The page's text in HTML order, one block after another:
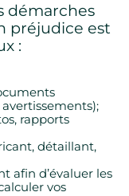
démarches
préjudice est
:
rapports
détaillant,
afin d’évaluer les
vos